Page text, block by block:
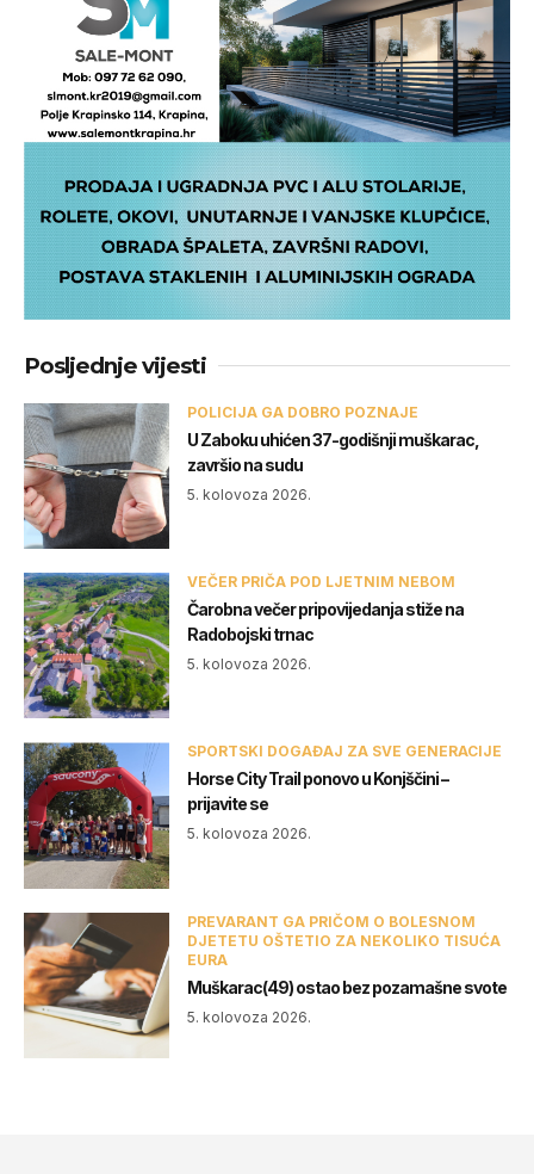
Posljednje vijesti
POLICIJA GA DOBRO POZNAJE
U Zaboku uhićen 37-godišnji muškarac,
završio na sudu
5. kolovoza 2026.
VEČER PRIČA POD LJETNIM NEBOM
Čarobna večer pripovijedanja stiže na
Radobojski trnac
5. kolovoza 2026.
SPORTSKI DOGAĐAJ ZA SVE GENERACIJE
Horse City Trail ponovo u Konjščini –
prijavite se
5. kolovoza 2026.
PREVARANT GA PRIČOM O BOLESNOM
DJETETU OŠTETIO ZA NEKOLIKO TISUĆA
EURA
Muškarac(49) ostao bez pozamašne svote
5. kolovoza 2026.